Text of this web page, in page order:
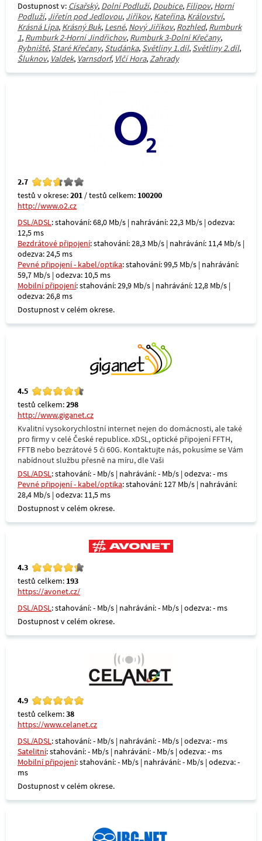
Dostupnost v: Císařský, Dolní Podluží, Doubice, Filipov, Horní
Podluží, Jiřetín pod Jedlovou, Jiříkov, Kateřina, Království,
Krásná Lípa, Krásný Buk, Lesné, Nový Jiříkov, Rozhled, Rumburk
1, Rumburk 2-Horní Jindřichov, Rumburk 3-Dolní Křečany,
Rybniště, Staré Křečany, Studánka, Světliny 1.díl, Světliny 2.díl,
Šluknov, Valdek, Varnsdorf, Vlčí Hora,Zahrady
2.7
testů v okrese:201 / testů celkem: 100200
http://www.o2.cz
DSL/ADSL: stahování: 68,0 Mb/s | nahrávání: 22,3 Mb/s | odezva:
12,5 ms
Bezdrátové připojení: stahování: 28,3 Mb/s | nahrávání: 11,4 Mb/s |
odezva: 24,5 ms
Pevné připojení - kabel/optika: stahování: 99,5 Mb/s | nahrávání:
59,7 Mb/s | odezva: 10,5 ms
Mobilní připojení: stahování: 29,9 Mb/s | nahrávání: 12,8 Mb/s |
odezva: 26,8 ms
Dostupnost v celém okrese.
4.5
testů celkem:298
http://www.giganet.cz
Kvalitní vysokorychlostní internet nejen do domácnosti, ale také
pro firmy v celé České republice. xDSL, optické připojení FFTH,
FFTB nebo bezrátové 5 či 60G. Kontaktujte nás, pokusíme se Vám
nabídnout službu přesně na míru, dle Vaši
DSL/ADSL: stahování: - Mb/s | nahrávání: - Mb/s | odezva: - ms
Pevné připojení - kabel/optika: stahování: 127 Mb/s | nahrávání:
28,4 Mb/s | odezva: 11,5 ms
Dostupnost v celém okrese.
4.3
testů celkem: 193
https://avonet.cz/
DSL/ADSL: stahování: - Mb/s | nahrávání: - Mb/s | odezva: - ms
Dostupnost v celém okrese.
4.9
testů celkem:38
https://www.celanet.cz
DSL/ADSL: stahování: - Mb/s | nahrávání: - Mb/s | odezva: - ms
Satelitní: stahování: - Mb/s | nahrávání: - Mb/s | odezva: - ms
Mobilní připojení: stahování: - Mb/s | nahrávání: - Mb/s | odezva: -
ms
Dostupnost v celém okrese.